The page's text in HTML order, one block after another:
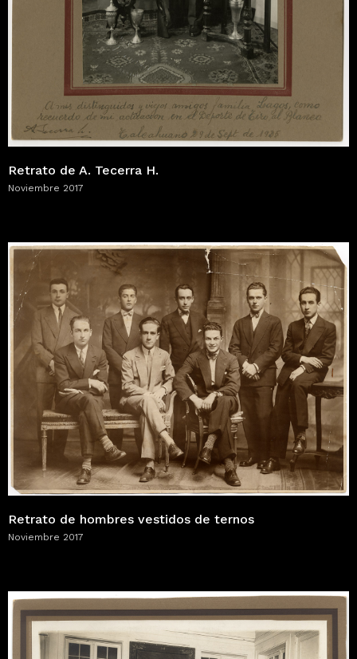
Retrato de A. Tecerra H.
Noviembre 2017
Retrato de hombres vestidos de ternos
Noviembre 2017